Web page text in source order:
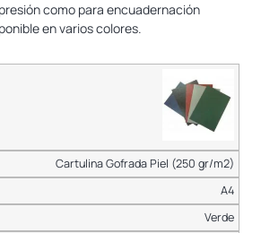
como para encuadernación
en varios colores.
Cartulina Gofrada Piel (250 gr/m2)
A4
Verde